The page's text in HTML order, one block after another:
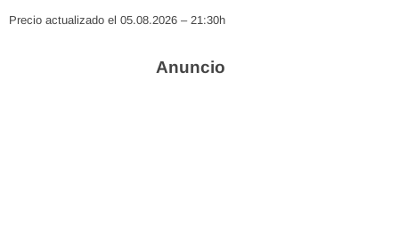
Precio actualizado el 05.08.2026 – 21:30h